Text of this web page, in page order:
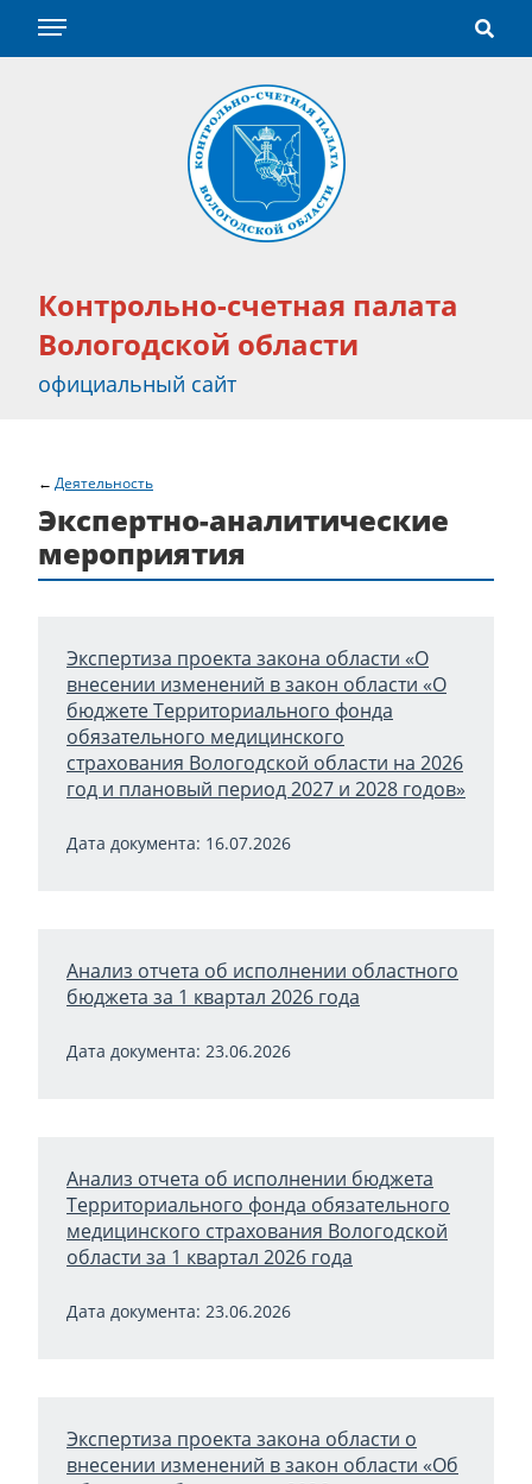
Контрольно-счетная палата
Вологодской области
официальный сайт
Деятельность
Экспертно-аналитические
мероприятия
Экспертиза проекта закона области «О
внесении изменений в закон области «О
бюджете Территориального фонда
обязательного медицинского
страхования Вологодской области на 2026
год и плановый период 2027 и 2028 годов»
Дата документа: 16.07.2026
Анализ отчета об исполнении областного
бюджета за 1 квартал 2026 года
Дата документа: 23.06.2026
Анализ отчета об исполнении бюджета
Территориального фонда обязательного
медицинского страхования Вологодской
области за 1 квартал 2026 года
Дата документа: 23.06.2026
Экспертиза проекта закона области о
внесении изменений в закон области «Об